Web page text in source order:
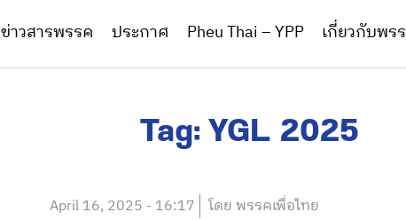
ข่าวสารพรรค ประกาศ Pheu Thai – YPP เกี่ยวกับพร
Tag: YGL 2025
April 16, 2025 - 16:17 โดย พรรคเพื่อไทย